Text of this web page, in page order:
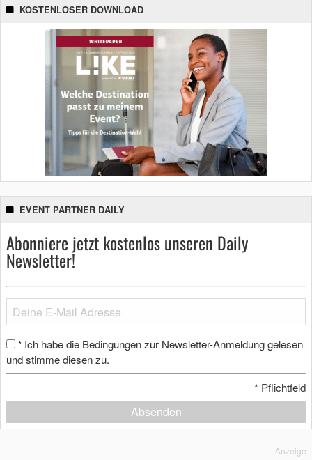
KOSTENLOSER DOWNLOAD
EVENT PARTNER DAILY
Abonniere jetzt kostenlos unseren Daily
Newsletter!
* Ich habe die Bedingungen zur Newsletter-Anmeldung gelesen
und stimme diesen zu.
* Pflichtfeld
Absenden
Anzeige